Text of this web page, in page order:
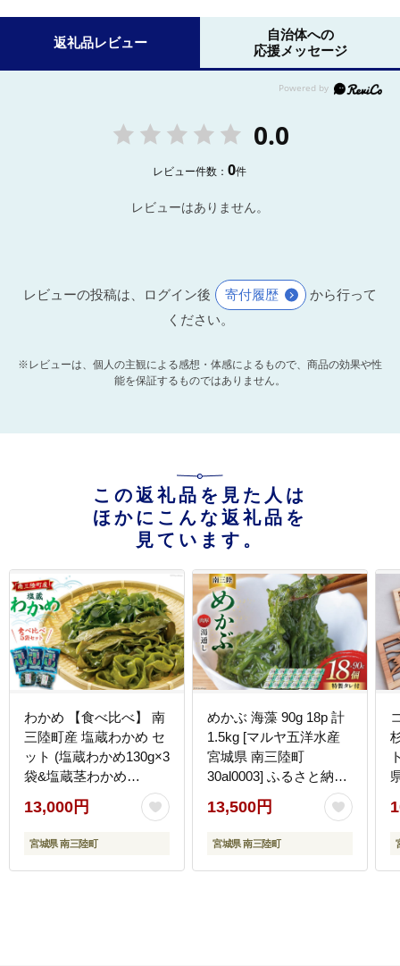
返礼品レビュー
自治体への
応援メッセージ
0.0
レビュー件数：0件
レビューはありません。
レビューの投稿は、ログイン後 寄付履歴
から行って
ください。
※レビューは、個人の主観による感想・体感によるもので、商品の効果や性
能を保証するものではありません。
この返礼品を見た人は
ほかにこんな返礼品を
見ています。
わかめ 【食べ比べ】 南
三陸町産 塩蔵わかめ セ
ット (塩蔵わかめ130g×3
袋&塩蔵茎わかめ
350g×2袋) [南三陸さん
さんマルシェ 宮城県 南
三陸町 30ai0029] 海藻
メ 詰め合わせ
13,000円
宮城県 南三陸町
めかぶ 海藻 90g 18p 計
1.5kg [マルヤ五洋水産
宮城県 南三陸町
30al0003] ふるさと納税
湯通し タレ付き メカブ
芽カブ 小分け 個包装 パ
ック 海鮮 芽株
13,500円
宮城県 南三陸町